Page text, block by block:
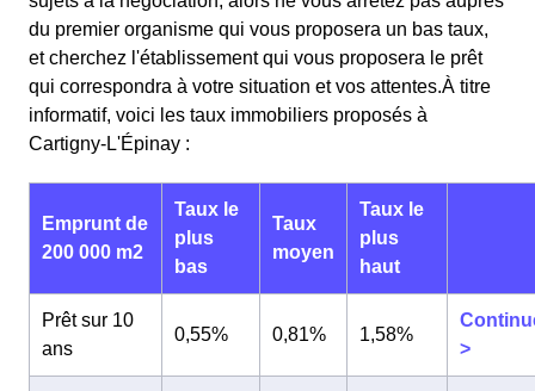
du premier organisme qui vous proposera un bas taux,
et cherchez l'établissement qui vous proposera le prêt
qui correspondra à votre situation et vos attentes.À titre
informatif, voici les taux immobiliers proposés à
Cartigny-L'Épinay :
Emprunt de
200 000 m2
Taux le
plus
bas
Taux
moyen
Taux le
plus
haut
Prêt sur 10
ans
0,55% 0,81% 1,58%
>